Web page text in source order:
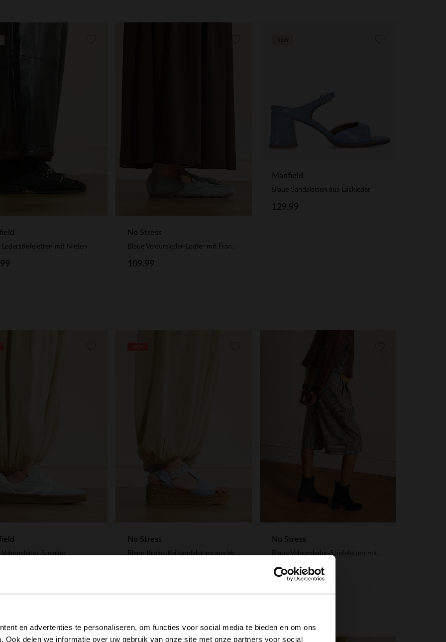
en advertenties te personaliseren, om functies voor social media te bieden en om ons
Ook delen we informatie over uw gebruik van onze site met onze partners voor social
Lederstiefeletten mit Nieten
No Stress
109.99
Manfield
Blaue Sandaletten aus Lackleder
129.99
Veloursleder-Sneaker
No Stress
Blaue Kroko-Keilsandaletten aus Veloursleder
No Stress
Blaue Veloursleder-Stiefeletten mit Absatz
139.99
×
It looks like your language isn't Dutch. Would you like to